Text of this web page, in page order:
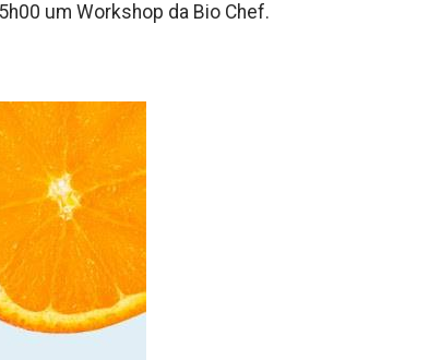
um Workshop da Bio Chef.